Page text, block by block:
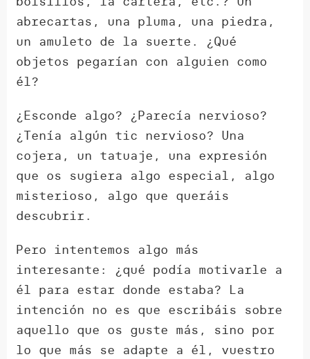
abrecartas, una pluma, una piedra,
un amuleto de la suerte. ¿Qué
objetos pegarían con alguien como
él?
¿Esconde algo? ¿Parecía nervioso?
¿Tenía algún tic nervioso? Una
cojera, un tatuaje, una expresión
que os sugiera algo especial, algo
misterioso, algo que queráis
descubrir.
Pero intentemos algo más
interesante: ¿qué podía motivarle a
él para estar donde estaba? La
intención no es que escribáis sobre
aquello que os guste más, sino por
lo que más se adapte a él, vuestro